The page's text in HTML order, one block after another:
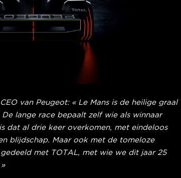
van Peugeot: « Le Mans is de heilige graal
lange race bepaalt zelf wie als winnaar
dat al drie keer overkomen, met eindeloos
blijdschap. Maar ook met de tomeloze
met TOTAL, met wie we dit jaar 25